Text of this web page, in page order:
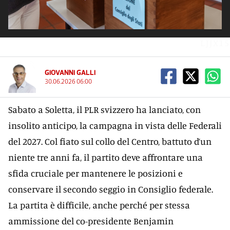
GIOVANNI GALLI
30.06.2026 06:00
Sabato a Soletta, il PLR svizzero ha lanciato, con
insolito anticipo, la campagna in vista delle Federali
del 2027. Col fiato sul collo del Centro, battuto d’un
niente tre anni fa, il partito deve affrontare una
sfida cruciale per mantenere le posizioni e
conservare il secondo seggio in Consiglio federale.
La partita è difficile, anche perché per stessa
ammissione del co-presidente Benjamin